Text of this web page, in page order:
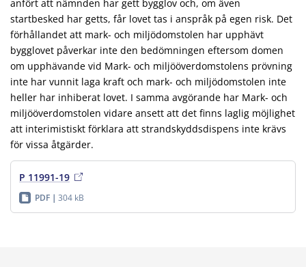
anfört att nämnden har gett bygglov och, om även
startbesked har getts, får lovet tas i anspråk på egen risk. Det
förhållandet att mark- och miljödomstolen har upphävt
bygglovet påverkar inte den bedömningen eftersom domen
om upphävande vid Mark- och miljööverdomstolens prövning
inte har vunnit laga kraft och mark- och miljödomstolen inte
heller har inhiberat lovet. I samma avgörande har Mark- och
miljööverdomstolen vidare ansett att det finns laglig möjlighet
att interimistiskt förklara att strandskyddsdispens inte krävs
för vissa åtgärder.
P 11991-19
PDF 304 kB